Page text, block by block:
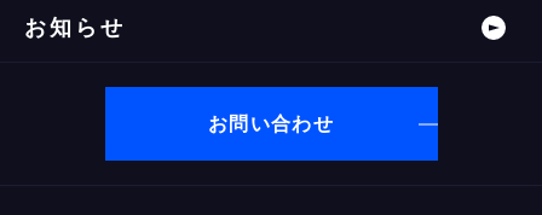
お知らせ
お問い合わせ